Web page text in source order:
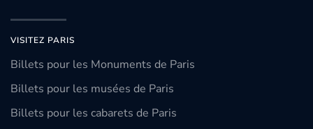
VISITEZ PARIS
Billets pour les Monuments de Paris
Billets pour les musées de Paris
Billets pour les cabarets de Paris